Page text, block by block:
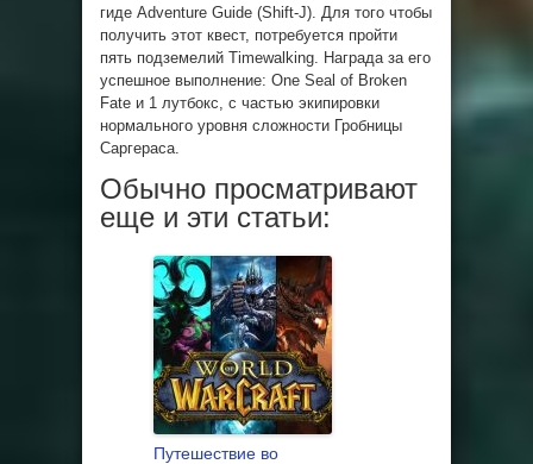
гиде Adventure Guide (Shift-J). Для того чтобы
получить этот квест, потребуется пройти
пять подземелий Timewalking. Награда за его
успешное выполнение: One Seal of Broken
Fate и 1 лутбокс, с частью экипировки
нормального уровня сложности Гробницы
Саргераса.
Обычно просматривают
еще и эти статьи:
Путешествие во